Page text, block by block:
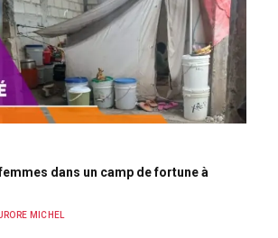
dans un camp de fortune à
MICHEL